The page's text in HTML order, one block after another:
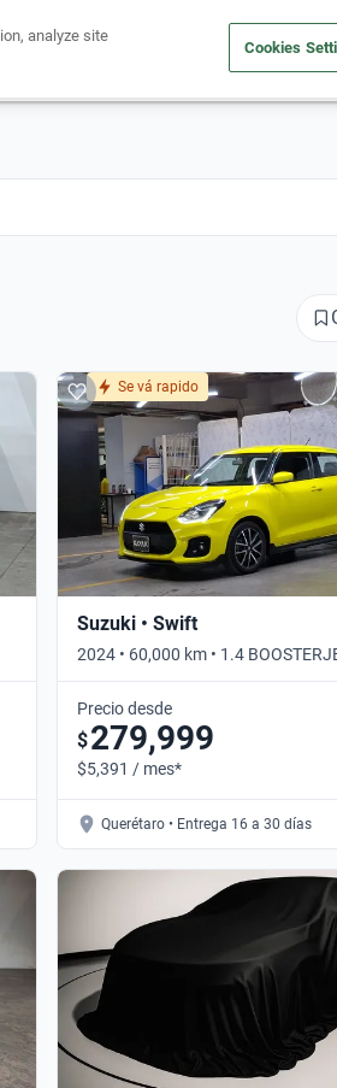
un auto Vende tu auto Cuida
Se vá rapido
Suzuki • Swift
2024 • 60,000 km • 1.4
AUTO • Automático
Precio desde
$279,999
$5,391 / mes*
Querétaro • Entrega 16 a 30 días
analyze site
Cookies